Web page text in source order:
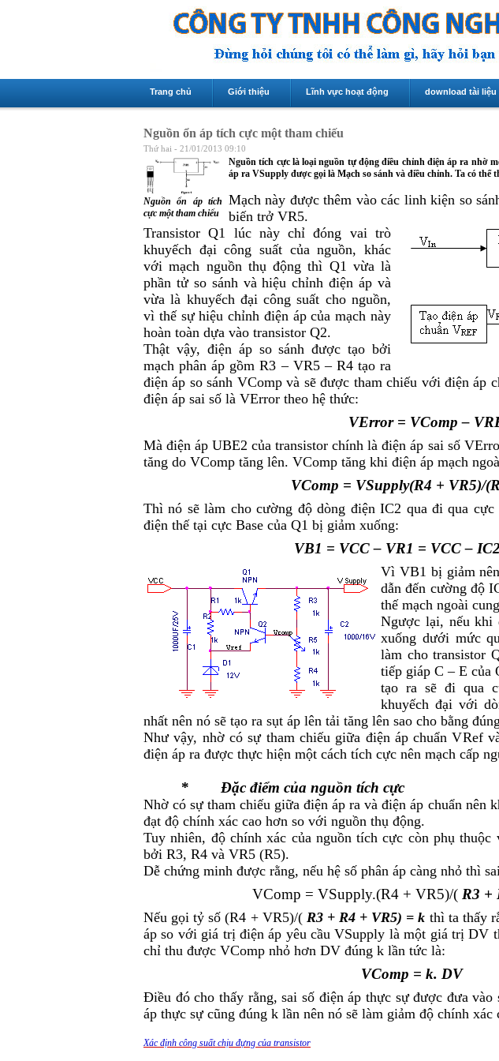
Trang chủ Giới thiệu Lĩnh vực hoạt động download tài liệu
Nguồn ổn áp tích cực một tham chiếu
Thứ hai - 21/01/2013 09:10
Nguồn ổn áp tích
cực một tham chiếu
Nguồn tích cực là loại nguồn tự động điều chỉnh điện áp ra nhờ
áp ra VSupply được gọi là Mạch so sánh và điều chỉnh. Ta có thể
Mạch này được thêm vào các linh kiện so
biến trở VR5.
Transistor Q1 lúc này chỉ đóng vai trò
khuyếch đại công suất của nguồn, khác
với mạch nguồn thụ động thì Q1 vừa là
phần tử so sánh và hiệu chỉnh điện áp và
vừa là khuyếch đại công suất cho nguồn,
vì thế sự hiệu chỉnh điện áp của mạch này
hoàn toàn dựa vào transistor Q2.
Thật vậy, điện áp so sánh được tạo bởi
mạch phân áp gồm R3 – VR5– R4tạo ra
điện áp so sánh VCompvà sẽ được tham chiếu với điện áp
điện áp sai số là VError theo hệ thức:
VError= VComp – V
Mà điện áp UBE2 của transistor chính là điện áp sai số V
tăng do VComp tăng lên. VComp tăng khi điện áp mạch
VComp = VSupply(R4 + VR5)/(R
Thì nó sẽ làm cho cường độ dòng điện IC2 qua đi qua cực
điện thế tại cực Base của Q1 bị giảm xuống:
VB1 = VCC– VR1 = VCC– IC2
Vì VB1 bị giảm
dẫn đến cường độ I
thế mạch ngoài
Ngược lại, nếu khi
xuống dưới mức
làm cho transistor
tiếp giáp C – E của
tạo ra sẽ đi qua
khuyếch đại với
nhất nên nó sẽ tạo ra sụt áp lên tải tăng lên sao cho bằng
Như vậy, nhờ có sự tham chiếu giữa điện áp chuẩn VRef
điện áp ra được thực hiện một cách tích cực nên mạch cấp
* Đặc điểm của nguồn tích cực
Nhờ có sự tham chiếu giữa điện áp ra và điện áp chuẩn nên
đạt độ chính xác cao hơn so với nguồn thụ động.
Tuy nhiên, độ chính xác của nguồn tích cực còn phụ thuộc
bởi R3, R4 và VR5 (R5).
Dễ chứng minh được rằng, nếu hệ số phân áp càng nhỏ thì
VComp = VSupply.(R4+ VR5)/(R3 +
Nếu gọi tỷ số (R4 + VR5)/(R3+ R4+ VR5) = k thì ta thấy
áp so với giá trị điện áp yêu cầu VSupply là một giá trịDV
chỉ thu được VComp nhỏ hơn DV đúng k lần tức là:
VComp = k. DV
Điều đó cho thấy rằng, sai số điện áp thực sự được đưa vào
áp thực sự cũng đúng k lần nên nó sẽ làm giảm độ chính xác
Xác định công suất chịu đựng của transistor